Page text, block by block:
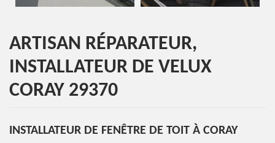
ARTISAN RÉPARATEUR,
INSTALLATEUR DE VELUX
CORAY 29370
INSTALLATEUR DE FENÊTRE DE TOIT À CORAY